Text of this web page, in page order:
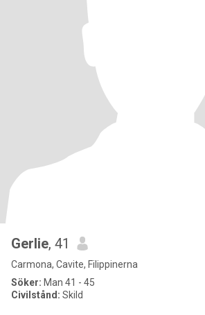
Gerlie, 41
Carmona, Cavite, Filippinerna
Söker: Man 41 - 45
Civilstånd: Skild